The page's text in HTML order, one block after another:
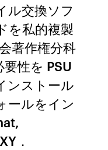
ル交換ソフ
を私的複製
著作権分科
性を PSU
ンストール
ールをイン
．